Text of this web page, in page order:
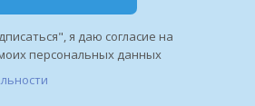
я даю согласие на
персональных данных